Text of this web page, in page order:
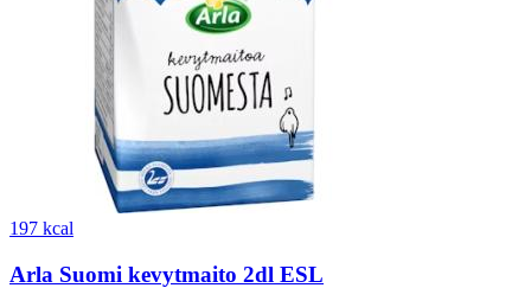
197 kcal
Arla Suomi kevytmaito 2dl ESL